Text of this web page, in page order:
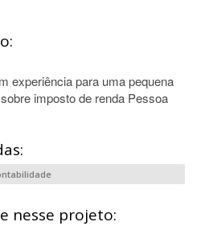
experiência para uma pequena
imposto de renda Pessoa
nesse projeto: